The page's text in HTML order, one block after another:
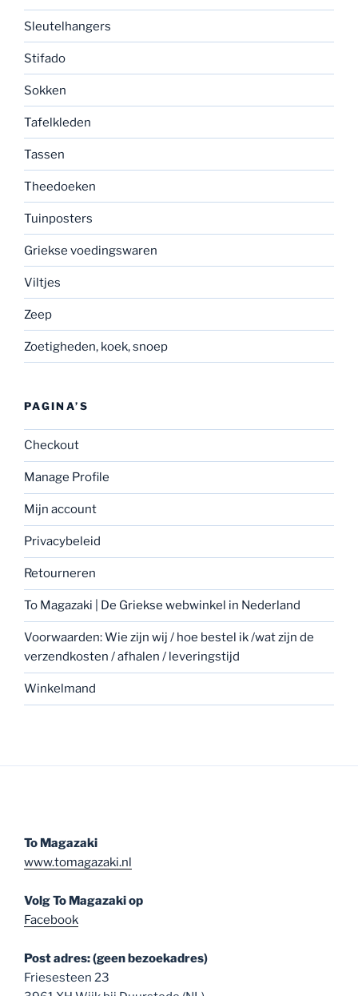
Sleutelhangers
Stifado
Sokken
Tafelkleden
Tassen
Theedoeken
Tuinposters
Griekse voedingswaren
Viltjes
Zeep
Zoetigheden, koek, snoep
PAGINA’S
Checkout
Manage Profile
Mijn account
Privacybeleid
Retourneren
To Magazaki | De Griekse webwinkel in Nederland
Voorwaarden: Wie zijn wij / hoe bestel ik /wat zijn de
verzendkosten / afhalen / leveringstijd
Winkelmand
To Magazaki
www.tomagazaki.nl
Volg To Magazaki op
Facebook
Post adres: (geen bezoekadres)
Friesesteen 23